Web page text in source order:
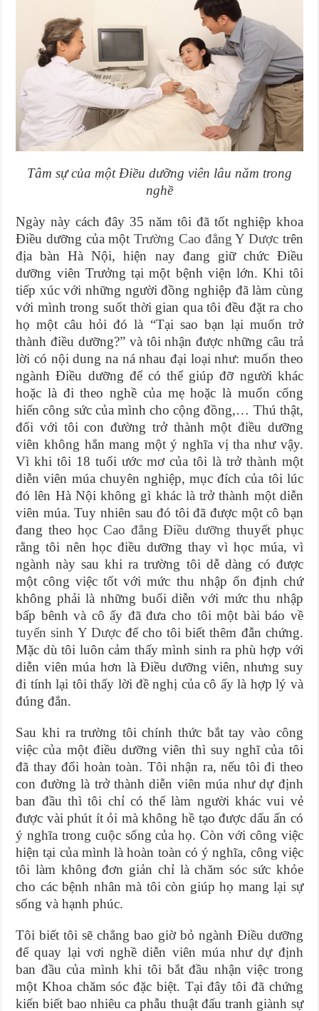
Tâm sự của một Điều dưỡng viên lâu năm trong
nghề
Ngày này cách đây 35 năm tôi đã tốt nghiệp khoa
Điều dưỡng của mộtTrường Cao đẳng Y Dược trên
địa bàn Hà Nội, hiện nay đang giữ chức Điều
dưỡng viên Trưởng tại một bệnh viện lớn. Khi tôi
tiếp xúc với những người đồng nghiệp đã làm cùng
với mình trong suốt thời gian qua tôi đều đặt ra cho
họ một câu hỏi đó là “Tại sao bạn lại muốn trở
thành điều dưỡng?” và tôi nhận được những câu trả
lời có nội dung na ná nhau đại loại như: muốn theo
ngành Điều dưỡng để có thể giúp đỡ người khác
hoặc là đi theo nghề của mẹ hoặc là muốn cống
hiến công sức của mình cho cộng đồng,… Thú thật,
đối với tôi con đường trở thành một điều dưỡng
viên không hẳn mang một ý nghĩa vị tha như vậy.
Vì khi tôi 18 tuổi ước mơ của tôi là trở thành một
diễn viên múa chuyên nghiệp, mục đích của tôi lúc
đó lên Hà Nội không gì khác là trở thành một diễn
viên múa. Tuy nhiên sau đó tôi đã được một cô bạn
đang theo học Cao đẳng Điều dưỡng thuyết phục
rằng tôi nên học điều dưỡng thay vì học múa, vì
ngành này sau khi ra trường tôi dễ dàng có được
một công việc tốt với mức thu nhập ổn định chứ
không phải là những buổi diễn với mức thu nhập
bấp bênh và cô ấy đã đưa cho tôi một bài báo về
tuyển sinh Y Dượcđể cho tôi biết thêm đẫn chứng.
Mặc dù tôi luôn cảm thấy mình sinh ra phù hợp với
diễn viên múa hơn là Điều dưỡng viên, nhưng suy
đi tính lại tôi thấy lời đề nghị của cô ấy là hợp lý và
đúng đắn.
Sau khi ra trường tôi chính thức bắt tay vào công
việc của một điều dưỡng viên thì suy nghĩ của tôi
đã thay đổi hoàn toàn. Tôi nhận ra, nếu tôi đi theo
con đường là trở thành diễn viên múa như dự định
ban đầu thì tôi chỉ có thể làm người khác vui vẻ
được vài phút ít ỏi mà không hề tạo được dấu ấn có
ý nghĩa trong cuộc sống của họ. Còn với công việc
hiện tại của mình là hoàn toàn có ý nghĩa, công việc
tôi làm không đơn giản chỉ là chăm sóc sức khỏe
cho các bệnh nhân mà tôi còn giúp họ mang lại sự
sống và hạnh phúc.
Tôi biết tôi sẽ chẳng bao giờ bỏ ngành Điều dưỡng
để quay lại vơi nghề diễn viên múa như dự định
ban đầu của mình khi tôi bắt đầu nhận việc trong
một Khoa chăm sóc đặc biệt. Tại đây tôi đã chứng
kiến biết bao nhiêu ca phẫu thuật đấu tranh giành sự